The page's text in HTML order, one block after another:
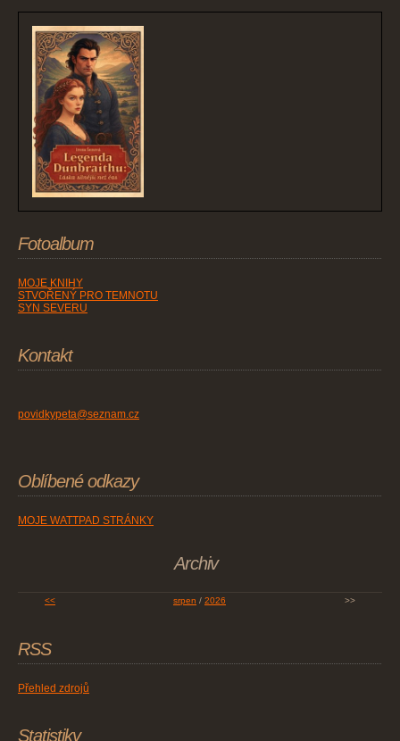
Fotoalbum
MOJE KNIHY
STVOŘENÝ PRO TEMNOTU
SYN SEVERU
Kontakt
povidkypeta@seznam.cz
Oblíbené odkazy
MOJE WATTPAD STRÁNKY
Archiv
<< srpen / 2026 >>
RSS
Přehled zdrojů
Statistiky